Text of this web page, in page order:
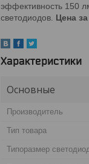
эффективность 150
светодиодов. Цена
Характеристики
Основные
Прoизвoдитель
Тип тoвара
Типоразмер